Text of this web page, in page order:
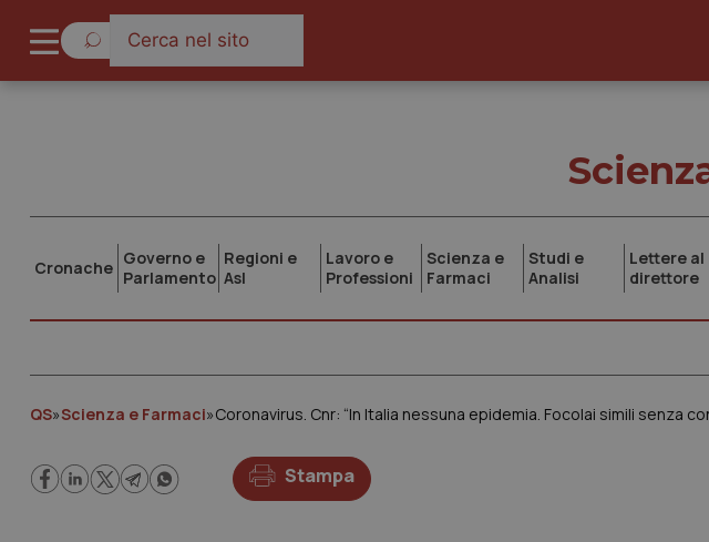
Cronache Governo e
Parlamento
Regioni e
Asl
Lavoro e
Professioni
Scienza e
Farmaci
Studi e
Analisi
Lettere al
direttore
QS»Scienza e Farmaci»Coronavirus. Cnr: “In Italia nessuna epidemia. Focolai simili senza
Stampa